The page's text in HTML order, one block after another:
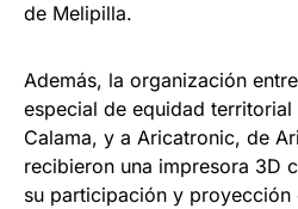
de Melipilla.
Además, la organización
especial de equidad
Calama, y a Aricatronic, de
recibieron una impresora 3D
su participación y proyección